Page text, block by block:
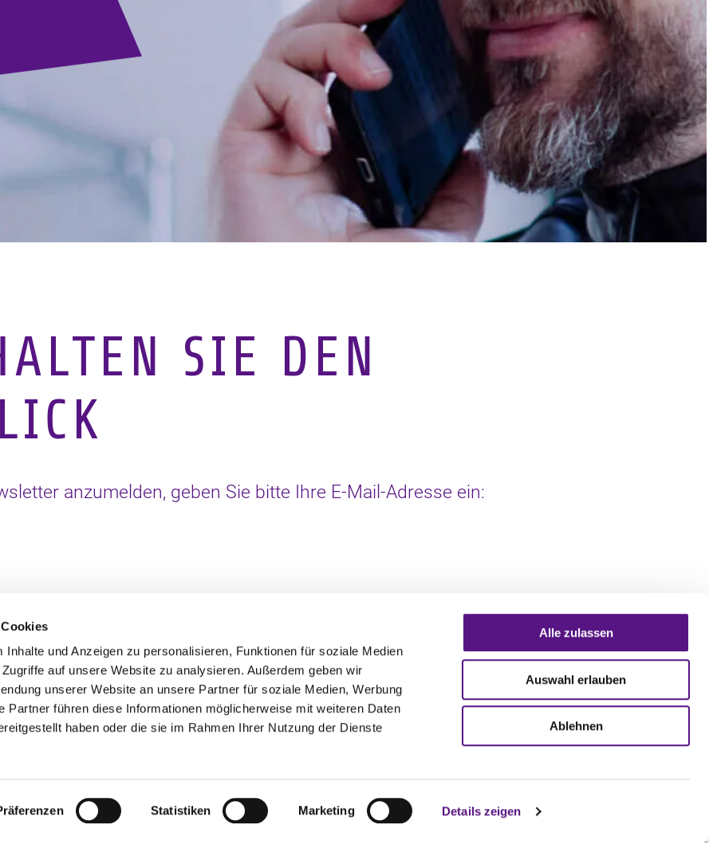
Inhalte und Anzeigen zu personalisieren, Funktionen für soziale Medien
auf unsere Website zu analysieren. Außerdem geben wir
unserer Website an unsere Partner für soziale Medien, Werbung
Partner führen diese Informationen möglicherweise mit weiteren Daten
haben oder die sie im Rahmen Ihrer Nutzung der Dienste
Statistiken Marketing Details zeigen
Alle zulassen
Auswahl erlauben
Ablehnen
SIE DEN
anzumelden, geben Sie bitte Ihre E-Mail-Adresse ein:
FALL
KATHER AUGENSTEIN
RECHTSANWÄLTE PARTGMBB